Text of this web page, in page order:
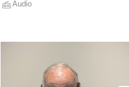
Audio